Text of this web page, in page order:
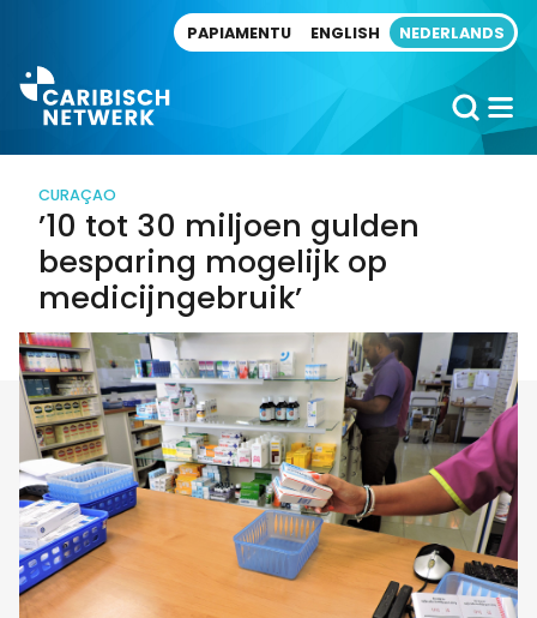
PAPIAMENTU ENGLISH NEDERLANDS
CURAÇAO
’10 tot 30 miljoen gulden
besparing mogelijk op
medicijngebruik’